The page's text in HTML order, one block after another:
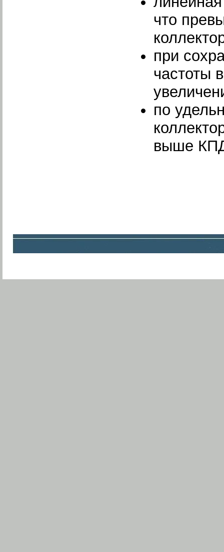
что
при
частоты
по
выше